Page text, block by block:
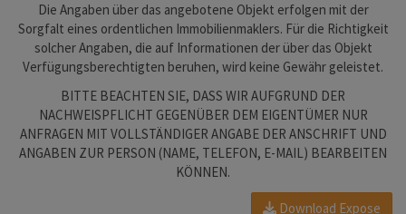
Die Angaben über das angebotene Objekt erfolgen mit der
Sorgfalt eines ordentlichen Immobilienmaklers. Für die Richtigkeit
solcher Angaben, die auf Informationen der über das Objekt
Verfügungsberechtigten beruhen, wird keine Gewähr geleistet.
BITTE BEACHTEN SIE, DASS WIR AUFGRUND DER
NACHWEISPFLICHT GEGENÜBER DEM EIGENTÜMER NUR
ANFRAGEN MIT VOLLSTÄNDIGER ANGABE DER ANSCHRIFT UND
ANGABEN ZUR PERSON (NAME, TELEFON, E-MAIL) BEARBEITEN
KÖNNEN.
Download Expose